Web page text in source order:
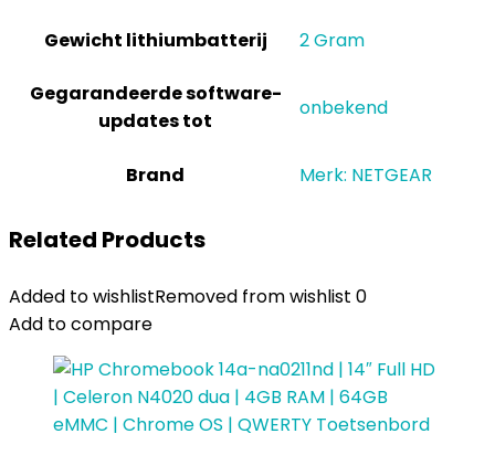
Gewicht lithiumbatterij ‎2 Gram
Gegarandeerde software-
updates tot
‎onbekend
Brand Merk: NETGEAR
Related Products
Added to wishlistRemoved from wishlist 0
Add to compare